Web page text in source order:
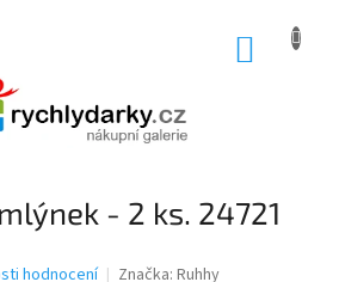
- 2 ks. 24721
hodnocení Značka: Ruhhy